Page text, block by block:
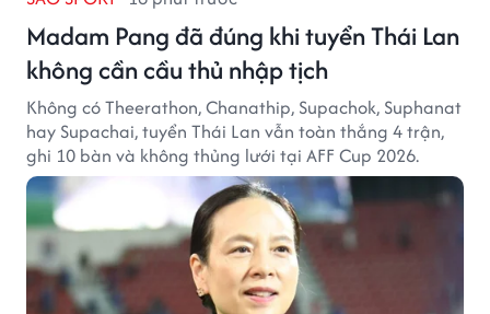
Madam Pang đã đúng khi tuyển Thái Lan
không cần cầu thủ nhập tịch
Không có Theerathon, Chanathip, Supachok, Suphanat
hay Supachai, tuyển Thái Lan vẫn toàn thắng 4 trận,
ghi 10 bàn và không thủng lưới tại AFF Cup 2026.